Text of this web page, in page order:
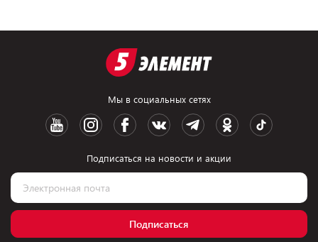
Мы в социальных сетях
Подписаться на новости и акции
Подписаться